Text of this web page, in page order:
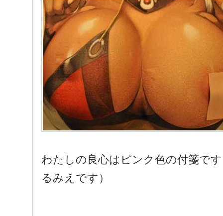
わたしの良心はピンク色の付箋で
るみえです）